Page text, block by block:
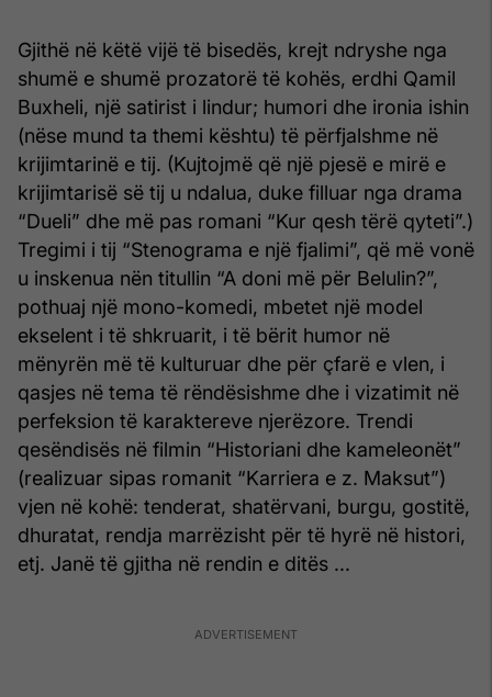
Gjithë në këtë vijë të bisedës, krejt ndryshe nga
shumë e shumë prozatorë të kohës, erdhi Qamil
Buxheli, një satirist i lindur; humori dhe ironia ishin
(nëse mund ta themi kështu) të përfjalshme në
krijimtarinë e tij. (Kujtojmë që një pjesë e mirë e
krijimtarisë së tij u ndalua, duke filluar nga drama
“Dueli” dhe më pas romani “Kur qesh tërë qyteti”.)
Tregimi i tij “Stenograma e një fjalimi”, që më vonë
u inskenua nën titullin “A doni më për Belulin?”,
pothuaj një mono-komedi, mbetet një model
ekselent i të shkruarit, i të bërit humor në
mënyrën më të kulturuar dhe për çfarë e vlen, i
qasjes në tema të rëndësishme dhe i vizatimit në
perfeksion të karaktereve njerëzore. Trendi
qesëndisës në filmin “Historiani dhe kameleonët”
(realizuar sipas romanit “Karriera e z. Maksut”)
vjen në kohë: tenderat, shatërvani, burgu, gostitë,
dhuratat, rendja marrëzisht për të hyrë në histori,
etj. Janë të gjitha në rendin e ditës ...